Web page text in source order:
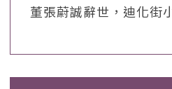
董張蔚誠辭世，迪化街